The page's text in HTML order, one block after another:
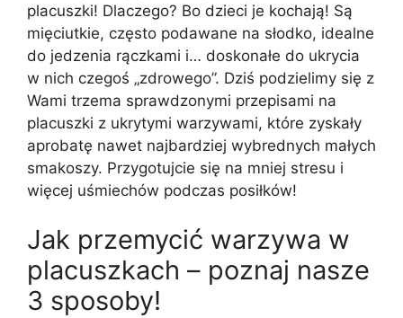
placuszki! Dlaczego? Bo dzieci je kochają! Są
mięciutkie, często podawane na słodko, idealne
do jedzenia rączkami i… doskonałe do ukrycia
w nich czegoś „zdrowego”. Dziś podzielimy się z
Wami trzema sprawdzonymi przepisami na
placuszki z ukrytymi warzywami, które zyskały
aprobatę nawet najbardziej wybrednych małych
smakoszy. Przygotujcie się na mniej stresu i
więcej uśmiechów podczas posiłków!
Jak przemycić warzywa w
placuszkach – poznaj nasze
3 sposoby!